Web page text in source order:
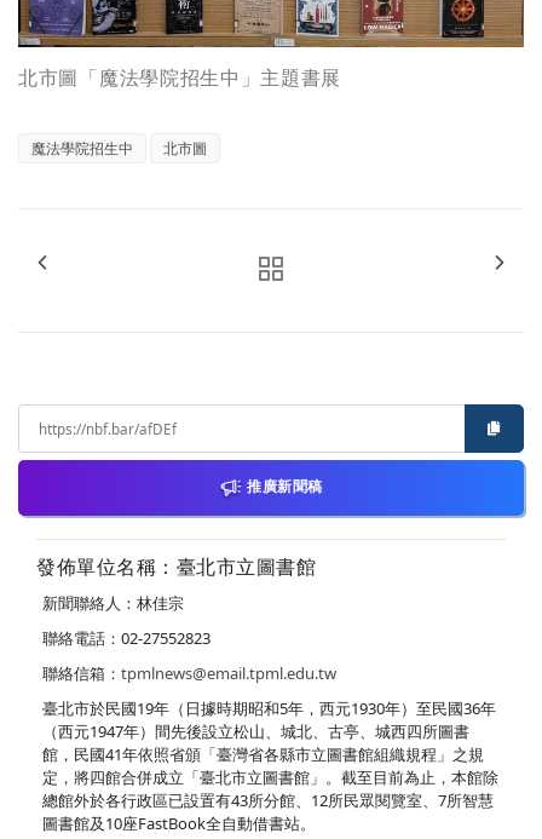
北市圖「魔法學院招生中」主題書展
魔法學院招生中 北市圖
推廣新聞稿
發佈單位名稱：臺北市立圖書館
新聞聯絡人：林佳宗
聯絡電話：02-27552823
聯絡信箱： tpmlnews@email.tpml.edu.tw
臺北市於民國19年（日據時期昭和5年，西元1930年）至民國36年
（西元1947年）間先後設立松山、城北、古亭、城西四所圖書
館，民國41年依照省頒「臺灣省各縣市立圖書館組織規程」之規
定，將四館合併成立「臺北市立圖書館」。截至目前為止，本館除
總館外於各行政區已設置有43所分館、12所民眾閱覽室、7所智慧
圖書館及10座FastBook全自動借書站。